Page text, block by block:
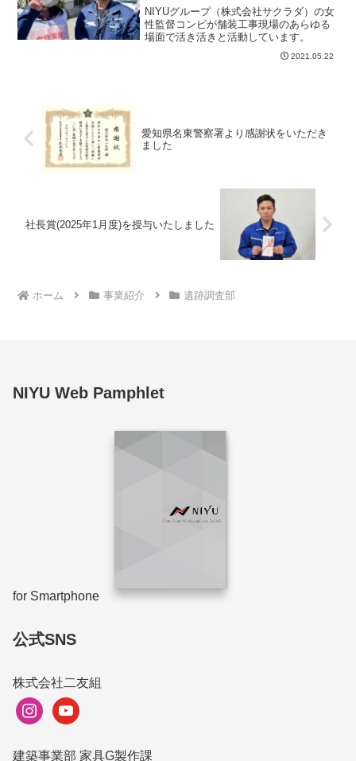
NIYUグループ（株式会社サクラダ）の女
性監督コンビが舗装工事現場のあらゆる
場面で活き活きと活動しています。
2021.05.22
愛知県名東警察署より感謝状をいただき
ました
社長賞(2025年1月度)を授与いたしました
ホーム 事業紹介 遺跡調査部
NIYU Web Pamphlet
for Smartphone
公式SNS
株式会社二友組
instagramyoutube
建築事業部 家具G製作課